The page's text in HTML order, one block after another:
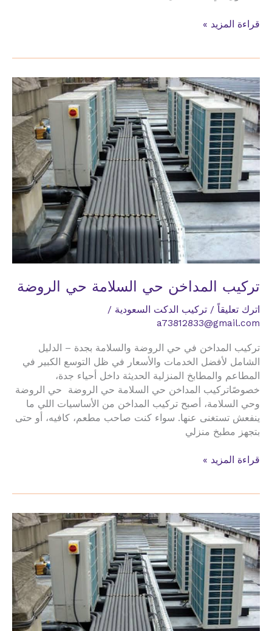
افضل
قراءة المزيد »
تركيب المداخن حي السلامة حي الروضة
اترك تعليقاً / تركيب الدكت السعودية /
a73812833@gmail.com
تركيب المداخن في حي الروضة والسلامة بجدة – الدليل
الشامل لأفضل الخدمات والأسعار في ظل التوسع الكبير في
المطاعم والمطابخ المنزلية الحديثة داخل أحياء جدة،
خصوصًاتركيب المداخن حي السلامة حي الروضة حي الروضة
وحي السلامة، أصبح تركيب المداخن من الأساسيات اللي ما
ينفعش تستغنى عنها. سواء كنت صاحب مطعم، كافيه، أو حتى
بتجهز مطبخ منزلي
تركيب
حي
الروضة
قراءة المزيد »